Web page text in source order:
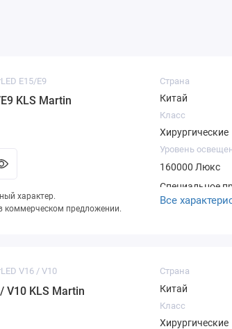
E15/E9
KLS Martin
характер.
коммерческом предложении.
Страна
Китай
Класс
Хирургические
Уровень
160000 Люкс
Специальное
ценыСкидка на
Все
V16 / V10
V10 KLS Martin
Страна
Китай
Класс
Хирургические